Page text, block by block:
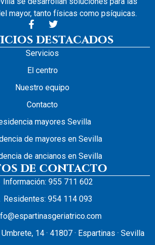
mayor, tanto físicas como psíquicas.
destacados
Servicios
El centro
Nuestro equipo
Contacto
mayores Sevilla
de mayores en Sevilla
de ancianos en Sevilla
de contacto
Información: 955 711 602
Residentes: 954 114 093
14 · 41807 · Espartinas · Sevilla